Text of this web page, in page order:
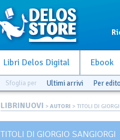
Libri Delos Digital Ebook
Sfoglia per Ultimi arrivi Per
LIBRINUOVI > AUTORI > TITOLI DI
TITOLI DI GIORGIO SANGIORGI